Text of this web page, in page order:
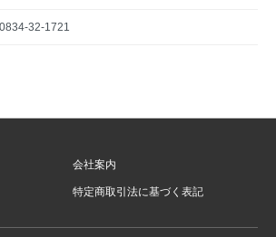
0834-32-1721
会社案内
特定商取引法に基づく表記